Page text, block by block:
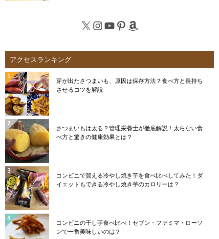
X Instagram
YouTube
Pinterest
Amazon
アクセスランキング
芽が出たさつまいも、原因は保存方法？食べ方と長持ち
させるコツを解説
さつまいもは太る？管理栄養士が徹底解説！太らない食
べ方と驚きの健康効果とは？
コンビニで買える冷やし焼き芋を食べ比べしてみた！ダ
イエットもできる冷やし焼き芋のカロリーは？
コンビニの干し芋食べ比べ！セブン・ファミマ・ローソ
ンで一番美味しいのは？